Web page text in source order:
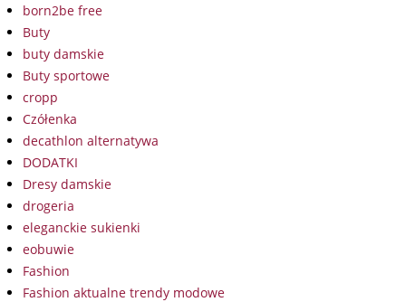
born2be free
Buty
buty damskie
Buty sportowe
cropp
Czółenka
decathlon alternatywa
DODATKI
Dresy damskie
drogeria
eleganckie sukienki
eobuwie
Fashion
Fashion aktualne trendy modowe